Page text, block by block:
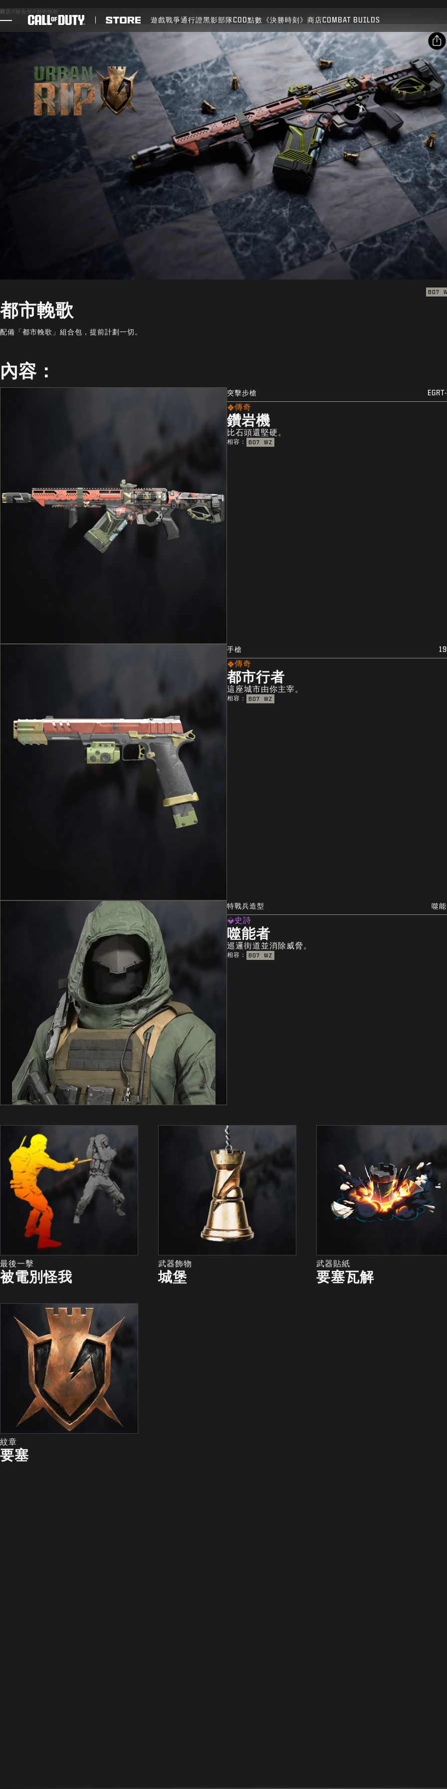
SKIP TO MAIN CONTENT
遊戲戰爭通行證黑影部隊COD點數 《決勝時刻》商店COMBAT BUILDS
送出
商店//組合包 // 都市輓歌
確認購買
取消
Activision得隨時更新、替換或移除此遊戲內容。
分享
電子郵件
Facebook
複製連結
BO7
都市輓歌
配備「都市輓歌」組合包，提前計劃一切。
內容：
突擊步槍
傳奇
鑽岩機
比石頭還堅硬。
相容： BO7 WZ
手槍
傳奇
都市行者
這座城市由你主宰。
相容： BO7 WZ
特戰兵造型 噬
史詩
噬能者
巡邏街道並消除威脅。
相容： BO7 WZ
最後一擊
被電別怪我
武器飾物
城堡
武器貼紙
要塞瓦解
紋章
要塞